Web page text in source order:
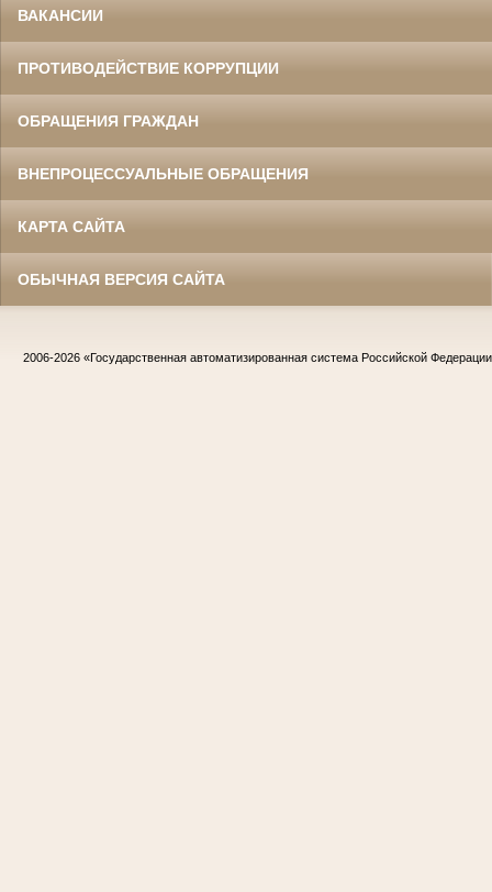
ВАКАНСИИ
ПРОТИВОДЕЙСТВИЕ КОРРУПЦИИ
ОБРАЩЕНИЯ ГРАЖДАН
ВНЕПРОЦЕССУАЛЬНЫЕ ОБРАЩЕНИЯ
КАРТА САЙТА
ОБЫЧНАЯ ВЕРСИЯ САЙТА
2006-2026 «Государственная автоматизированная система Российской